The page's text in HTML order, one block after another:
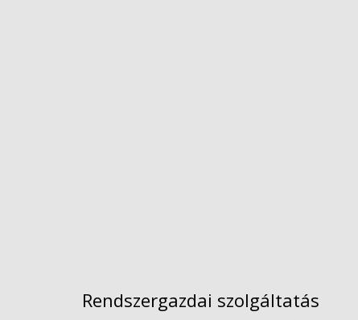
Rendszergazdai szolgáltatás